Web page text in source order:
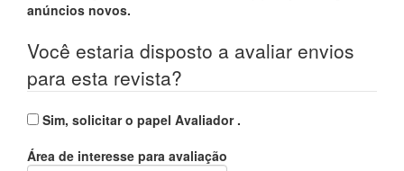
anúncios novos.
Você estaria disposto a avaliar envios
para esta revista?
Sim, solicitar o papel Avaliador .
Área de interesse para avaliação